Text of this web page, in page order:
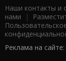
Наши контакты и
нами |
Реклама на сайте: